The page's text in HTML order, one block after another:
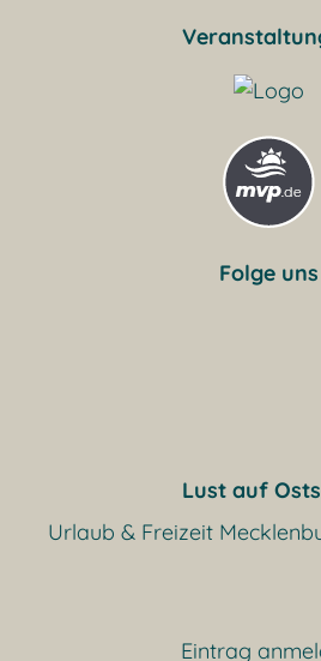
Folge uns
Lust auf
Urlaub & Freizeit
Eintrag